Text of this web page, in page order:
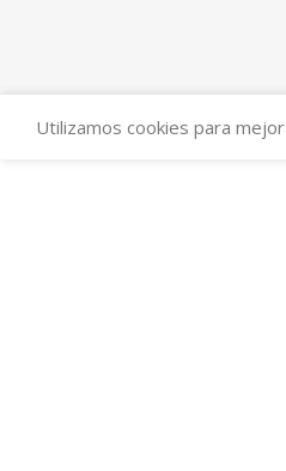
Utilizamos cookies para